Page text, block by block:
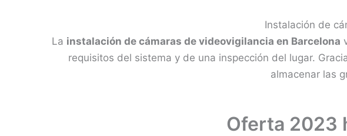
Instalación de
La instalación de cámaras de videovigilancia en Barcelona
requisitos del sistema y de una inspección del lugar.
almacenar las
Oferta 2023